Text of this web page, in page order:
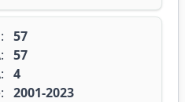
57
57
4
2001-2023